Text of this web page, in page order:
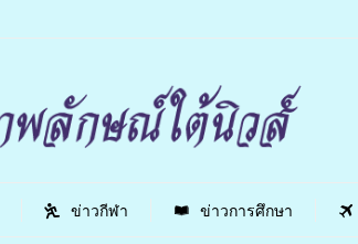
ข่าวกีฬา ข่าวการศึกษา